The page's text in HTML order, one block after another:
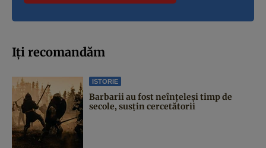
Iți recomandăm
ISTORIE
Barbarii au fost neînțeleși timp de
secole, susțin cercetătorii